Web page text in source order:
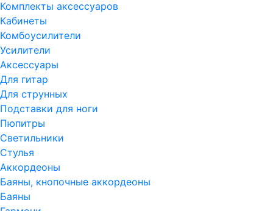
Комплекты аксессуаров
Кабинеты
Комбоусилители
Усилители
Аксессуары
Для гитар
Для струнных
Подставки для ноги
Пюпитры
Светильники
Стулья
Аккордеоны
Баяны, кнопочные аккордеоны
Баяны